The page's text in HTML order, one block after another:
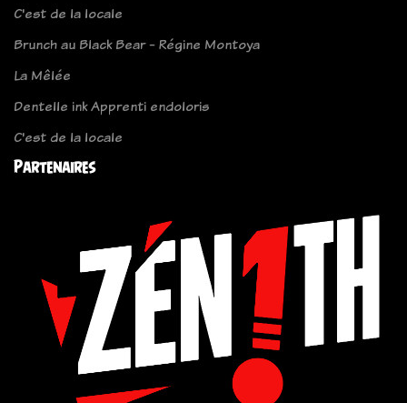
C'est de la locale
Brunch au Black Bear - Régine Montoya
La Mêlée
Dentelle ink Apprenti endoloris
C'est de la locale
Partenaires